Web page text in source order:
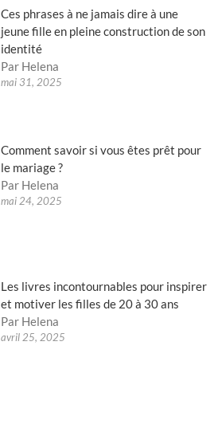
Ces phrases à ne jamais dire à une
jeune fille en pleine construction de son
identité
Par Helena
mai 31, 2025
Comment savoir si vous êtes prêt pour
le mariage ?
Par Helena
mai 24, 2025
Les livres incontournables pour inspirer
et motiver les filles de 20 à 30 ans
Par Helena
avril 25, 2025